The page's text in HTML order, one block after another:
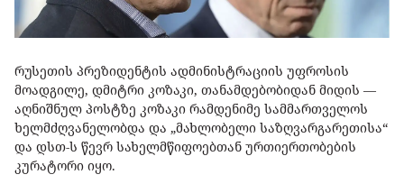
რუსეთის პრეზიდენტის ადმინისტრაციის უფროსის
მოადგილე, დმიტრი კოზაკი, თანამდებობიდან მიდის —
აღნიშნულ პოსტზე კოზაკი რამდენიმე სამმართველოს
ხელმძღვანელობდა და „მახლობელი საზღვარგარეთისა“
და დსთ-ს წევრ სახელმწიფოებთან ურთიერთობების
კურატორი იყო.